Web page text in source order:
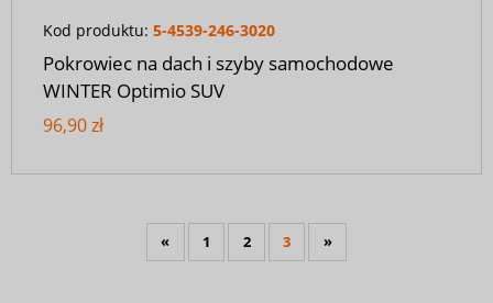
Kod produktu: 5-4539-246-3020
Pokrowiec na dach i szyby samochodowe
WINTER Optimio SUV
96,90 zł
« 1 2 3 »